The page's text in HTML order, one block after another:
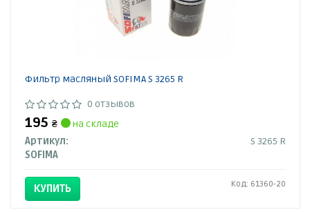
Фильтр масляный SOFIMA S 3265 R
0 отзывов
195 ₴
на складе
Артикул:
S 3265 R
SOFIMA
КУПИТЬ Код: 61360-20